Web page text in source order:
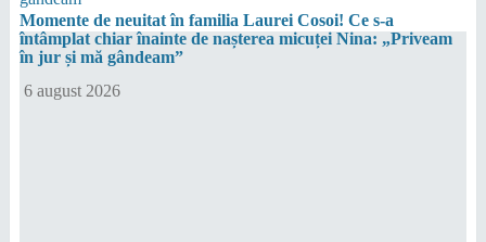
Momente de neuitat în familia Laurei Cosoi! Ce s-a
întâmplat chiar înainte de nașterea micuței Nina: „Priveam
în jur și mă gândeam”
6 august 2026